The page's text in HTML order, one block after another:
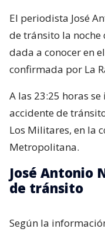
El periodista José
de tránsito la noche
dada a conocer en
confirmada por La
A las 23:25 horas
accidente de
Los Militares, en la
Metropolitana.
José Antonio
de tránsito
Según la